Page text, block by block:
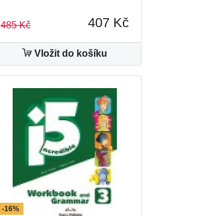
485 Kč 407 Kč
Vložit do košíku
-16%